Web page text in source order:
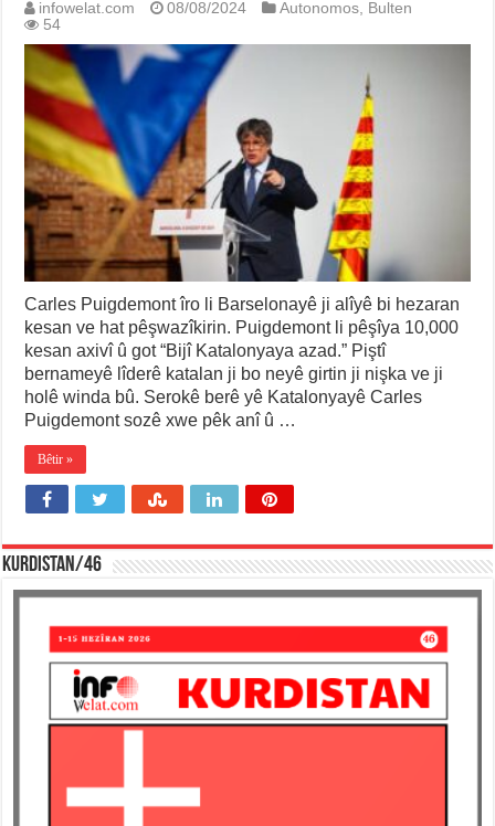
infowelat.com 08/08/2024 Autonomos, Bulten
54
Carles Puigdemont îro li Barselonayê ji alîyê bi hezaran
kesan ve hat pêşwazîkirin. Puigdemont li pêşîya 10,000
kesan axivî û got “Bijî Katalonyaya azad.” Piştî
bernameyê lîderê katalan ji bo neyê girtin ji nişka ve ji
holê winda bû. Serokê berê yê Katalonyayê Carles
Puigdemont sozê xwe pêk anî û …
Bêtir »
KURDISTAN/46